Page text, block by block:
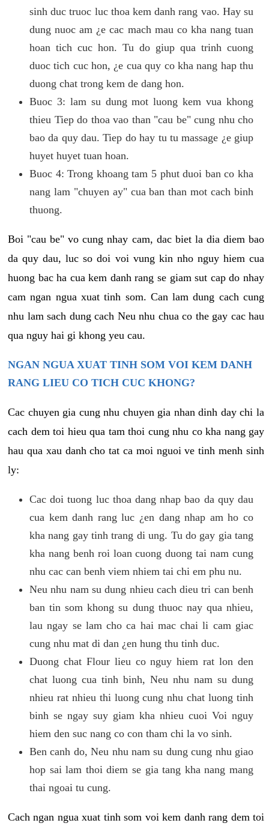
sinh duc truoc luc thoa kem danh rang vao. Hay su
dung nuoc am ¿e cac mach mau co kha nang tuan
hoan tich cuc hon. Tu do giup qua trinh cuong
duoc tich cuc hon, ¿e cua quy co kha nang hap thu
duong chat trong kem de dang hon.
Buoc 3: lam su dung mot luong kem vua khong
thieu Tiep do thoa vao than "cau be" cung nhu cho
bao da quy dau. Tiep do hay tu tu massage ¿e giup
huyet huyet tuan hoan.
Buoc 4: Trong khoang tam 5 phut duoi ban co kha
nang lam "chuyen ay" cua ban than mot cach binh
thuong.
Boi "cau be" vo cung nhay cam, dac biet la dia diem bao
da quy dau, luc so doi voi vung kin nho nguy hiem cua
huong bac ha cua kem danh rang se giam sut cap do nhay
cam ngan ngua xuat tinh som. Can lam dung cach cung
nhu lam sach dung cach Neu nhu chua co the gay cac hau
qua nguy hai gi khong yeu cau.
NGAN NGUA XUAT TINH SOM VOI KEM DANH
RANG LIEU CO TICH CUC KHONG?
Cac chuyen gia cung nhu chuyen gia nhan dinh day chi la
cach dem toi hieu qua tam thoi cung nhu co kha nang gay
hau qua xau danh cho tat ca moi nguoi ve tinh menh sinh
ly:
Cac doi tuong luc thoa dang nhap bao da quy dau
cua kem danh rang luc ¿en dang nhap am ho co
kha nang gay tinh trang di ung. Tu do gay gia tang
kha nang benh roi loan cuong duong tai nam cung
nhu cac can benh viem nhiem tai chi em phu nu.
Neu nhu nam su dung nhieu cach dieu tri can benh
ban tin som khong su dung thuoc nay qua nhieu,
lau ngay se lam cho ca hai mac chai li cam giac
cung nhu mat di dan ¿en hung thu tinh duc.
Duong chat Flour lieu co nguy hiem rat lon den
chat luong cua tinh binh, Neu nhu nam su dung
nhieu rat nhieu thi luong cung nhu chat luong tinh
binh se ngay suy giam kha nhieu cuoi Voi nguy
hiem den suc nang co con tham chi la vo sinh.
Ben canh do, Neu nhu nam su dung cung nhu giao
hop sai lam thoi diem se gia tang kha nang mang
thai ngoai tu cung.
Cach ngan ngua xuat tinh som voi kem danh rang dem toi